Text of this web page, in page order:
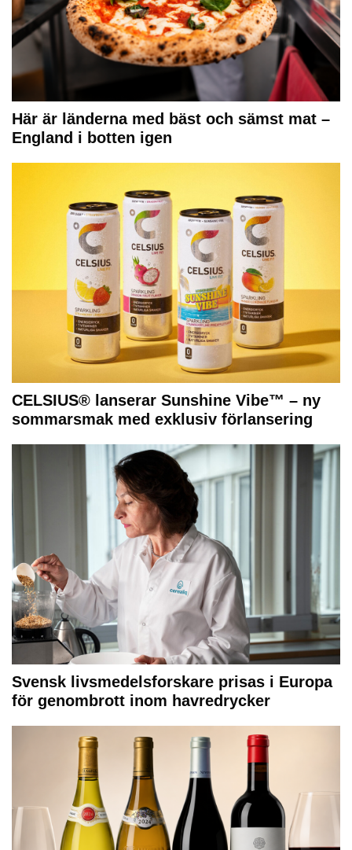
Här är länderna med bäst och sämst mat –
England i botten igen
CELSIUS® lanserar Sunshine Vibe™ – ny
sommarsmak med exklusiv förlansering
Svensk livsmedelsforskare prisas i Europa
för genombrott inom havredrycker